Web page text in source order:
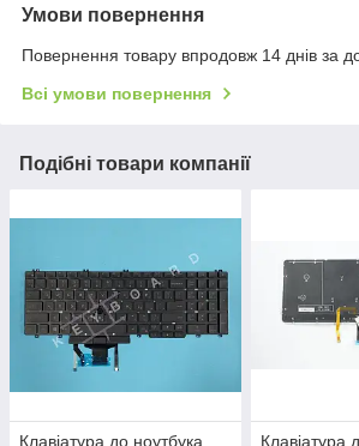
Умови повернення
Повернення товару впродовж 14 днів за
Всі умови повернення
Подібні товари компанії
Клавіатура до ноутбука Клавіатура